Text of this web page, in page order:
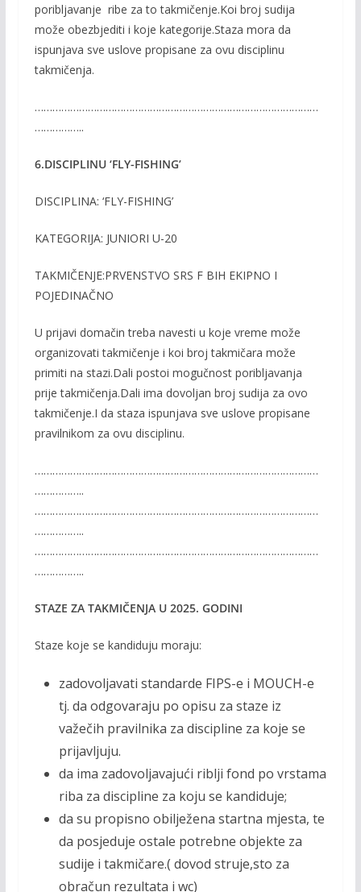
poribljavanje ribe za to takmičenje.Koi broj sudija
može obezbjediti i koje kategorije.Staza mora da
ispunjava sve uslove propisane za ovu disciplinu
takmičenja.
……………………………………………………………………………………
……………..
6.DISCIPLINU ‘FLY-FISHING’
DISCIPLINA: ‘FLY-FISHING’
KATEGORIJA: JUNIORI U-20
TAKMIČENJE:PRVENSTVO SRS F BIH EKIPNO I
POJEDINAČNO
U prijavi domačin treba navesti u koje vreme može
organizovati takmičenje i koi broj takmičara može
primiti na stazi.Dali postoi mogučnost poribljavanja
prije takmičenja.Dali ima dovoljan broj sudija za ovo
takmičenje.I da staza ispunjava sve uslove propisane
pravilnikom za ovu disciplinu.
……………………………………………………………………………………
……………..
……………………………………………………………………………………
……………..
……………………………………………………………………………………
……………..
STAZE ZA TAKMIČENJA U 2025. GODINI
Staze koje se kandiduju moraju:
zadovoljavati standarde FIPS-e i MOUCH-e
tj. da odgovaraju po opisu za staze iz
važečih pravilnika za discipline za koje se
prijavljuju.
da ima zadovoljavajući riblji fond po vrstama
riba za discipline za koju se kandiduje;
da su propisno obilježena startna mjesta, te
da posjeduje ostale potrebne objekte za
sudije i takmičare.( dovod struje,sto za
obračun rezultata i wc)